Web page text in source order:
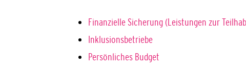
Finanzielle Sicherung (Leistungen zur
Inklusionsbetriebe
Persönliches Budget